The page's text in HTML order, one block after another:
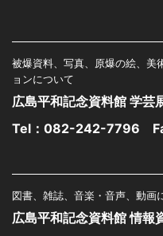
被爆資料、写真、原爆の絵、美
ョンについて
広島平和記念資料館 学芸
Tel： 082-242-7796
図書、雑誌、音楽・音声、動画
広島平和記念資料館 情報